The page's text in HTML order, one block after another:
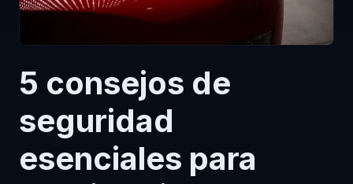
5 consejos de
seguridad
esenciales para